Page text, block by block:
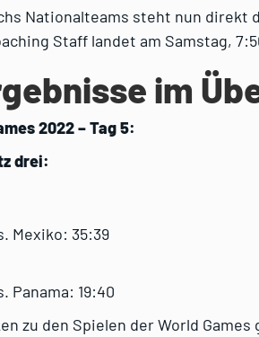
Nationalteams steht nun direkt
Staff landet am Samstag,
im
2022 – Tag 5:
drei:
Mexiko: 35:39
Panama: 19:40
zu den Spielen der World Games